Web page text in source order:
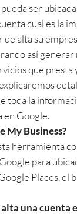
ser
cual es la
alta su
así
que presta
toda la
en Google.
My Business?
herramienta
para
Places, el
una cuenta